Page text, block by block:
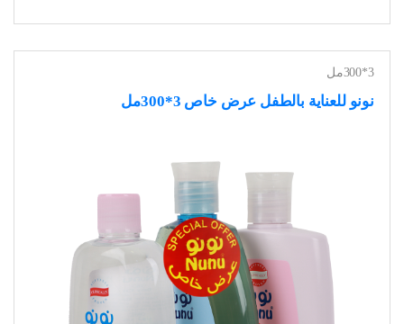
3*300مل
نونو للعناية بالطفل عرض خاص 3*300مل